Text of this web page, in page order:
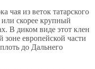
чая из веток татарского
или скорее крупный
В диком виде этот клен
зоне европейской части
до Дальнего